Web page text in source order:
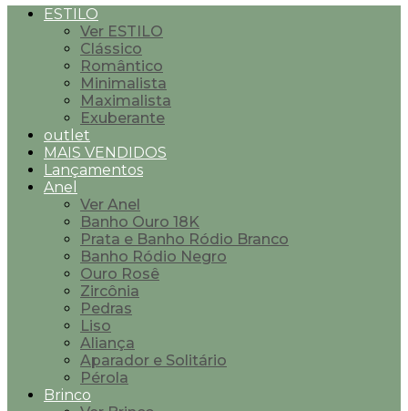
ESTILO
Ver ESTILO
Clássico
Romântico
Minimalista
Maximalista
Exuberante
outlet
MAIS VENDIDOS
Lançamentos
Anel
Ver Anel
Banho Ouro 18K
Prata e Banho Ródio Branco
Banho Ródio Negro
Ouro Rosê
Zircônia
Pedras
Liso
Aliança
Aparador e Solitário
Pérola
Brinco